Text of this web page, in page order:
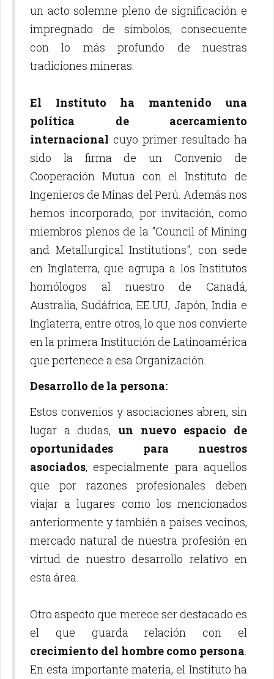
un acto solemne pleno de significación e
impregnado de símbolos, consecuente
con lo más profundo de nuestras
tradiciones mineras.
El Instituto ha mantenido una
política de acercamiento
internacional cuyo primer resultado ha
sido la firma de un Convenio de
Cooperación Mutua con el Instituto de
Ingenieros de Minas del Perú. Además nos
hemos incorporado, por invitación, como
miembros plenos de la "Council of Mining
and Metallurgical Institutions", con sede
en Inglaterra, que agrupa a los Institutos
homólogos al nuestro de Canadá,
Australia, Sudáfrica, EE.UU, Japón, India e
Inglaterra, entre otros, lo que nos convierte
en la primera Institución de Latinoamérica
que pertenece a esa Organización.
Desarrollo de la persona:
Estos convenios y asociaciones abren, sin
lugar a dudas, un nuevo espacio de
oportunidades para nuestros
asociados, especialmente para aquellos
que por razones profesionales deben
viajar a lugares como los mencionados
anteriormente y también a países vecinos,
mercado natural de nuestra profesión en
virtud de nuestro desarrollo relativo en
esta área.
Otro aspecto que merece ser destacado es
el que guarda relación con el
crecimiento del hombre como persona.
En esta importante materia, el Instituto ha